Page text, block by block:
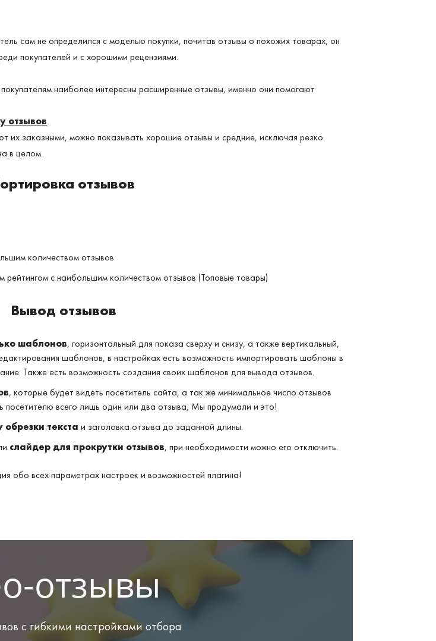
сам не определился с моделью покупки, почитав отзывы о похожих товарах, он
покупателей и с хорошими рецензиями.
наиболее интересны расширенные отзывы, именно они помогают
отзывов
их заказными, можно показывать хорошие отзывы и средние, исключая резко
в целом.
отзывов
количеством отзывов
с наибольшим количеством отзывов (Топовые товары)
Вывод отзывов
шаблонов, горизонтальный для показа сверху и снизу, а также вертикальный,
шаблонов, в настройках есть возможность импортировать шаблоны в
Также есть возможность создания своих шаблонов для вывода отзывов.
, которые будет видеть посетитель сайта, а так же минимальное число отзывов
посетителю всего лишь один или два отзыва, Мы продумали и это!
текста и заголовка отзыва до заданной длины.
слайдер для прокрутки отзывов, при необходимости можно его отключить.
обо всех параметрах настроек и возможностей плагина!
отзывы
с гибкими настройками отбора